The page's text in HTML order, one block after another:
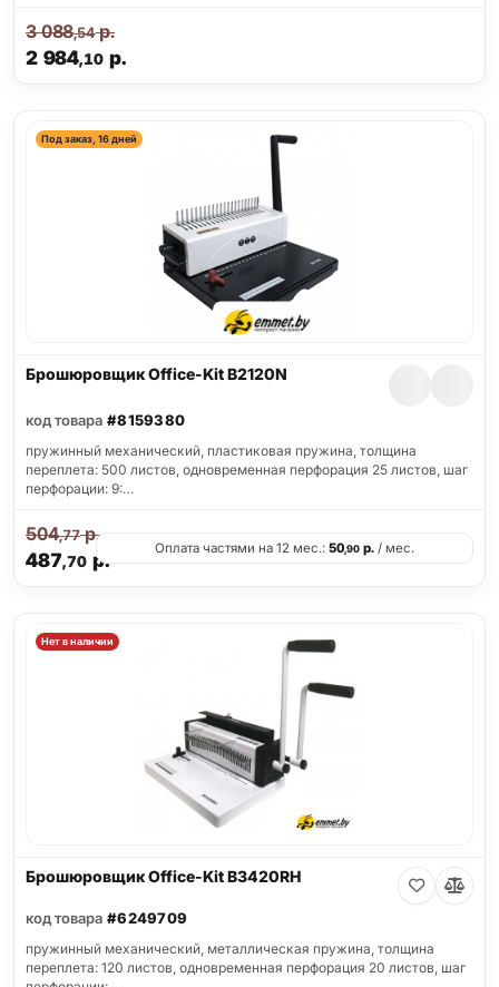
2 984,10 р.
3 088,54р.
Под заказ, 16 дней
Брошюровщик Office-Kit B2120N
код товара #8159380
пружинный механический, пластиковая пружина, толщина
переплета: 500 листов, одновременная перфорация 25 листов, шаг
перфорации: 9:…
487,70р.
504,77р.
Оплата частями на 12 мес.: 50,90 р. / мес.
Нет в наличии
Брошюровщик Office-Kit B3420RH
код товара #6249709
пружинный механический, металлическая пружина, толщина
переплета: 120 листов, одновременная перфорация 20 листов, шаг